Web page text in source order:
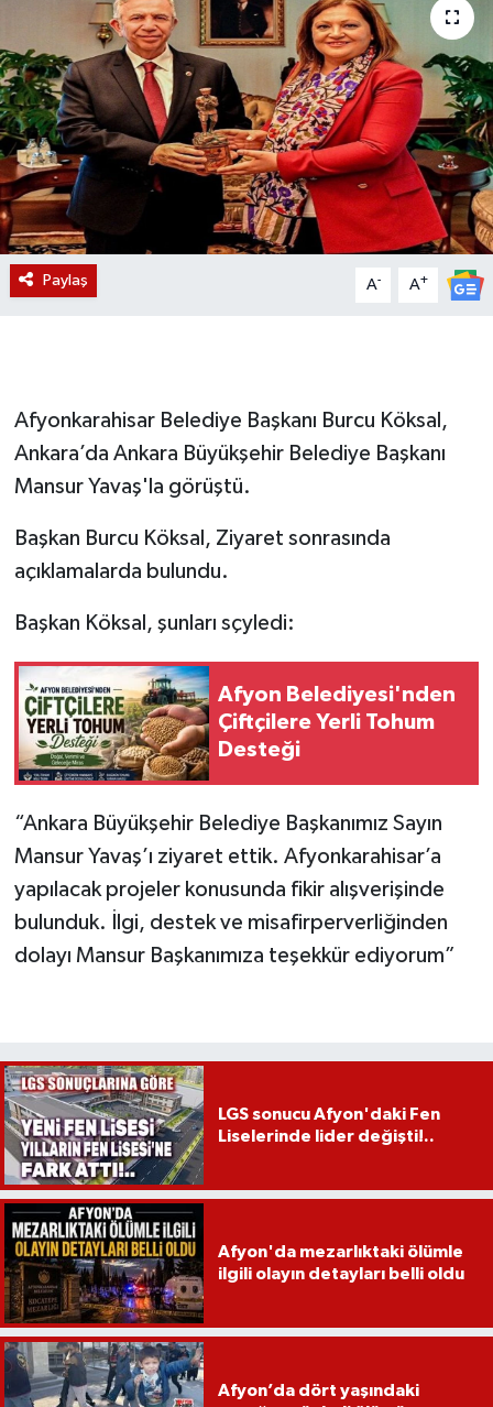
Paylaş A- A+
Afyonkarahisar Belediye Başkanı Burcu Köksal,
Ankara’da Ankara Büyükşehir Belediye Başkanı
Mansur Yavaş'la görüştü.
Başkan Burcu Köksal, Ziyaret sonrasında
açıklamalarda bulundu.
Başkan Köksal, şunları sçyledi:
Afyon Belediyesi'nden
Çiftçilere Yerli Tohum
Desteği
“Ankara Büyükşehir Belediye Başkanımız Sayın
Mansur Yavaş’ı ziyaret ettik. Afyonkarahisar’a
yapılacak projeler konusunda fikir alışverişinde
bulunduk. İlgi, destek ve misafirperverliğinden
dolayı Mansur Başkanımıza teşekkür ediyorum”
LGS sonucu Afyon'daki Fen
Liselerinde lider değişti!..
Afyon'da mezarlıktaki ölümle
ilgili olayın detayları belli oldu
Afyon’da dört yaşındaki